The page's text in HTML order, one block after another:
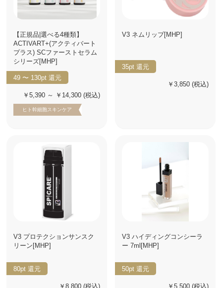
【正規品|選べる4種類】
ACTIVART+(アクティバート
プラス) SCファーストセラム
シリーズ[MHP]
49 〜 130pt 還元
￥5,390 ～ ￥14,300 (税込)
ヒト幹細胞スキンケア
V3 ネムリップ[MHP]
35pt 還元
￥3,850 (税込)
V3 プロテクションサンスク
リーン[MHP]
80pt 還元
￥8,800 (税込)
V3 ハイディングコンシーラ
ー 7ml[MHP]
50pt 還元
￥5,500 (税込)